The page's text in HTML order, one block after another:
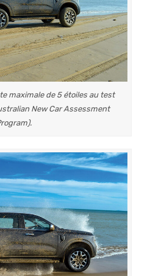
maximale de 5 étoiles au test
New Car Assessment